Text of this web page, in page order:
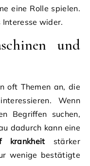
eine Rolle spielen.
Interesse wider.
und
oft Themen an, die
Wenn
Begriffen suchen,
dadurch kann eine
krankheit stärker
wenige bestätigte